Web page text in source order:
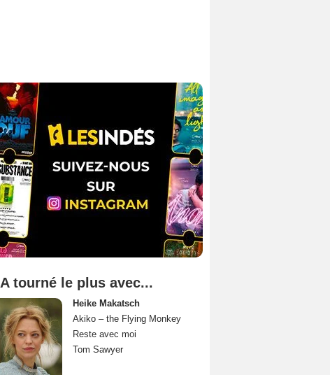
A tourné le plus avec...
Heike Makatsch
Akiko – the Flying Monkey
Reste avec moi
Tom Sawyer